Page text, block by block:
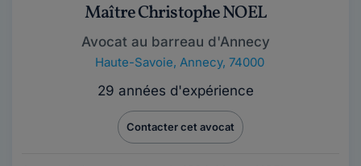
Maître Christophe NOEL
Avocat au barreau d'Annecy
Haute-Savoie, Annecy, 74000
29 années d'expérience
Contacter cet avocat